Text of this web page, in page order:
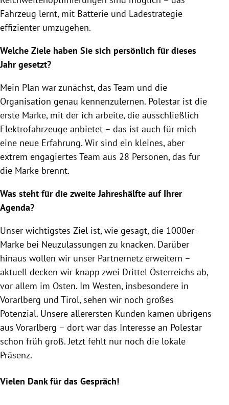
Fahrzeug lernt, mit Batterie und Ladestrategie
effizienter umzugehen.
Welche Ziele haben Sie sich persönlich für dieses
Jahr gesetzt?
Mein Plan war zunächst, das Team und die
Organisation genau kennenzulernen. Polestar ist die
erste Marke, mit der ich arbeite, die ausschließlich
Elektrofahrzeuge anbietet – das ist auch für mich
eine neue Erfahrung. Wir sind ein kleines, aber
extrem engagiertes Team aus 28 Personen, das für
die Marke brennt.
Was steht für die zweite Jahreshälfte auf Ihrer
Agenda?
Unser wichtigstes Ziel ist, wie gesagt, die 1000er-
Marke bei Neuzulassungen zu knacken. Darüber
hinaus wollen wir unser Partnernetz erweitern –
aktuell decken wir knapp zwei Drittel Österreichs ab,
vor allem im Osten. Im Westen, insbesondere in
Vorarlberg und Tirol, sehen wir noch großes
Potenzial. Unsere allerersten Kunden kamen übrigens
aus Vorarlberg – dort war das Interesse an Polestar
schon früh groß. Jetzt fehlt nur noch die lokale
Präsenz.
Vielen Dank für das Gespräch!